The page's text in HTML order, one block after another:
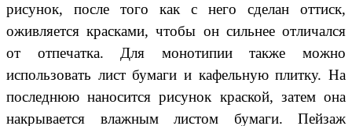
рисунок, после того как с него сделан оттиск,
оживляется красками, чтобы он сильнее отличался
от отпечатка. Для монотипии также можно
использовать лист бумаги и кафельную плитку. На
последнюю наносится рисунок краской, затем она
накрывается влажным листом бумаги. Пейзаж